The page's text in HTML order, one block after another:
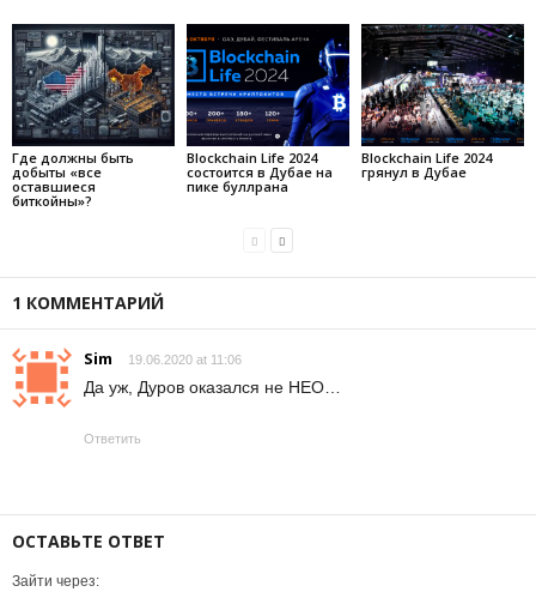
Где должны быть
добыты «все
оставшиеся
биткойны»?
Blockchain Life 2024
состоится в Дубае на
пике буллрана
Blockchain Life 2024
грянул в Дубае
1 КОММЕНТАРИЙ
Sim 19.06.2020 at 11:06
Да уж, Дуров оказался не НЕО…
Ответить
ОСТАВЬТЕ ОТВЕТ
Зайти через: